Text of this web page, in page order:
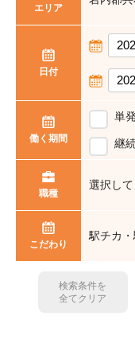
エリア
日付
働く期間
単
継
職種
選択し
こだわり
駅チカ
検索条件を
全てクリア